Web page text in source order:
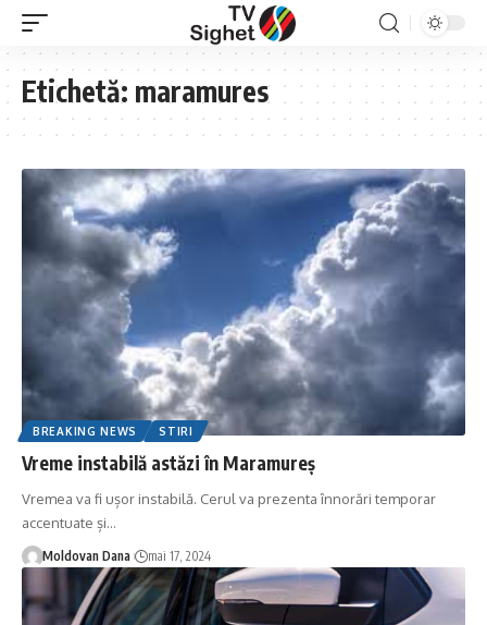
Etichetă: maramures
BREAKING NEWS STIRI
Vreme instabilă astăzi în Maramureș
Vremea va fi ușor instabilă. Cerul va prezenta înnorări temporar
accentuate și…
Moldovan Dana mai 17, 2024